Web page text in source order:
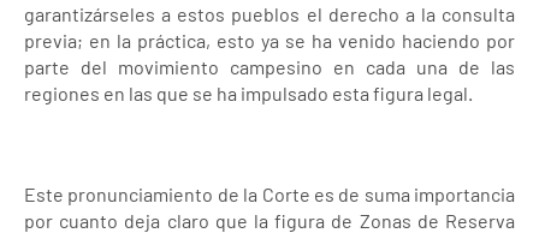
garantizárseles a estos pueblos el derecho a la consulta
previa; en la práctica, esto ya se ha venido haciendo por
parte del movimiento campesino en cada una de las
regiones en las que se ha impulsado esta figura legal.
Este pronunciamiento de la Corte es de suma importancia
por cuanto deja claro que la figura de Zonas de Reserva